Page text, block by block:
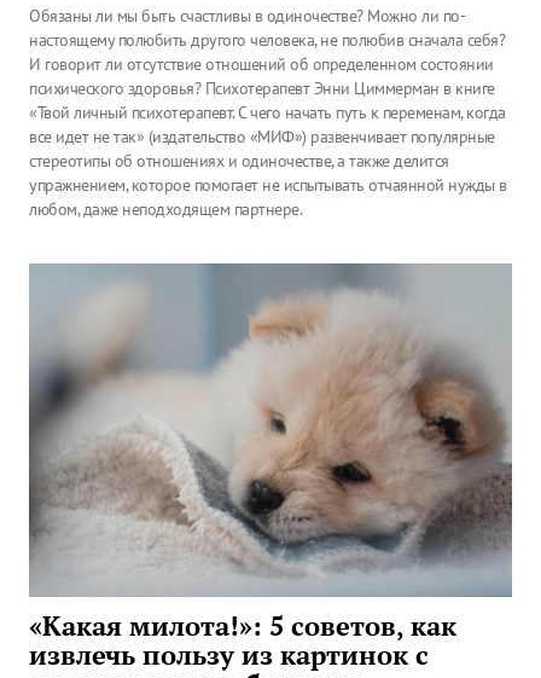
Обязаны ли мы быть счастливы в одиночестве? Можно ли по-
настоящему полюбить другого человека, не полюбив сначала себя?
И говорит ли отсутствие отношений об определенном состоянии
психического здоровья? Психотерапевт Энни Циммерман в книге
«Твой личный психотерапевт. С чего начать путь к переменам, когда
все идет не так» (издательство «МИФ») развенчивает популярные
стереотипы об отношениях и одиночестве, а также делится
упражнением, которое помогает не испытывать отчаянной нужды в
любом, даже неподходящем партнере.
«Какая милота!»: 5 советов, как
извлечь пользу из картинок с